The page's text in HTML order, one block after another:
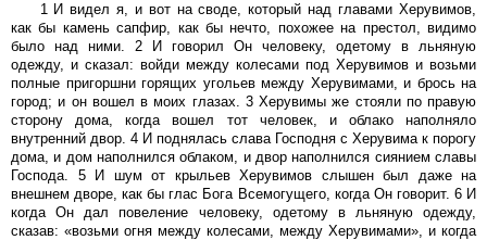
1 И видел я, и вот на своде, который над главами Херувимов,
как бы камень сапфир, как бы нечто, похожее на престол, видимо
было над ними. 2 И говорил Он человеку, одетому в льняную
одежду, и сказал: войди между колесами под Херувимов и возьми
полные пригоршни горящих угольев между Херувимами, и брось на
город; и он вошел в моих глазах. 3 Херувимы же стояли по правую
сторону дома, когда вошел тот человек, и облако наполняло
внутренний двор. 4 И поднялась слава Господня с Херувима к порогу
дома, и дом наполнился облаком, и двор наполнился сиянием славы
Господа. 5 И шум от крыльев Херувимов слышен был даже на
внешнем дворе, как бы глас Бога Всемогущего, когда Он говорит. 6 И
когда Он дал повеление человеку, одетому в льняную одежду,
сказав: «возьми огня между колесами, между Херувимами», и когда